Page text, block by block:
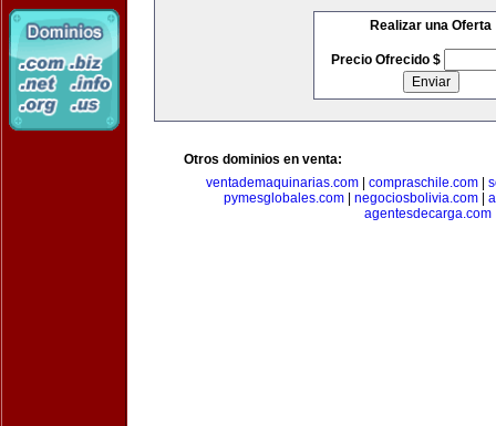
Realizar una Oferta
Precio Ofrecido $
Otros dominios en venta:
ventademaquinarias.com| compraschile.com|
pymesglobales.com| negociosbolivia.com|
agentesdecarga.com